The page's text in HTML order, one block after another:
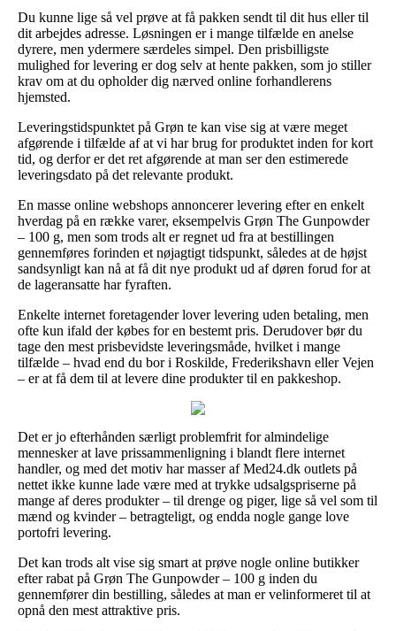
Du kunne lige så vel prøve at få pakken sendt til dit hus eller til
dit arbejdes adresse. Løsningen er i mange tilfælde en anelse
dyrere, men ydermere særdeles simpel. Den prisbilligste
mulighed for levering er dog selv at hente pakken, som jo stiller
krav om at du opholder dig nærved online forhandlerens
hjemsted.
Leveringstidspunktet på Grøn te kan vise sig at være meget
afgørende i tilfælde af at vi har brug for produktet inden for kort
tid, og derfor er det ret afgørende at man ser den estimerede
leveringsdato på det relevante produkt.
En masse online webshops annoncerer levering efter en enkelt
hverdag på en række varer, eksempelvis Grøn The Gunpowder
– 100 g, men som trods alt er regnet ud fra at bestillingen
gennemføres forinden et nøjagtigt tidspunkt, således at de højst
sandsynligt kan nå at få dit nye produkt ud af døren forud for at
de lageransatte har fyraften.
Enkelte internet foretagender lover levering uden betaling, men
ofte kun ifald der købes for en bestemt pris. Derudover bør du
tage den mest prisbevidste leveringsmåde, hvilket i mange
tilfælde – hvad end du bor i Roskilde, Frederikshavn eller Vejen
– er at få dem til at levere dine produkter til en pakkeshop.
Det er jo efterhånden særligt problemfrit for almindelige
mennesker at lave prissammenligning i blandt flere internet
handler, og med det motiv har masser af Med24.dk outlets på
nettet ikke kunne lade være med at trykke udsalgspriserne på
mange af deres produkter – til drenge og piger, lige så vel som til
mænd og kvinder – betragteligt, og endda nogle gange love
portofri levering.
Det kan trods alt vise sig smart at prøve nogle online butikker
efter rabat på Grøn The Gunpowder – 100 g inden du
gennemfører din bestilling, således at man er velinformeret til at
opnå den mest attraktive pris.